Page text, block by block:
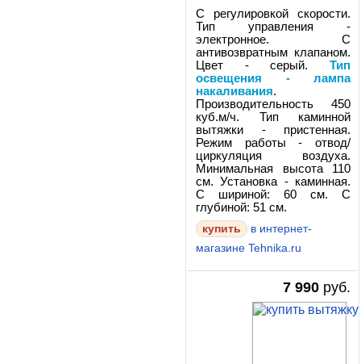
С регулировкой скорости.
Тип управления -
электронное. С
антивозвратным клапаном.
Цвет - серый.Тип
освещения - лампа
накаливания.
Производительность 450
куб.м/ч. Тип каминной
вытяжки - пристенная.
Режим работы - отвод/
циркуляция воздуха.
Минимальная высота 110
см. Установка - каминная.
С шириной: 60 см. С
глубиной: 51 см.
в интернет-
магазине Tehnika.ru
7 990 руб.